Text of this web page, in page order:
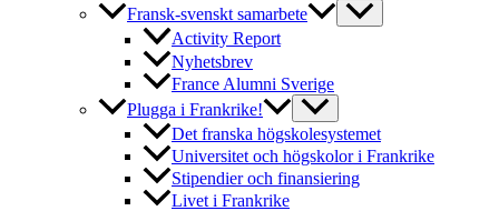
Fransk-svenskt samarbete
Activity Report
Nyhetsbrev
France Alumni Sverige
Plugga i Frankrike!
Det franska högskolesystemet
Universitet och högskolor i Frankrike
Stipendier och finansiering
Livet i Frankrike